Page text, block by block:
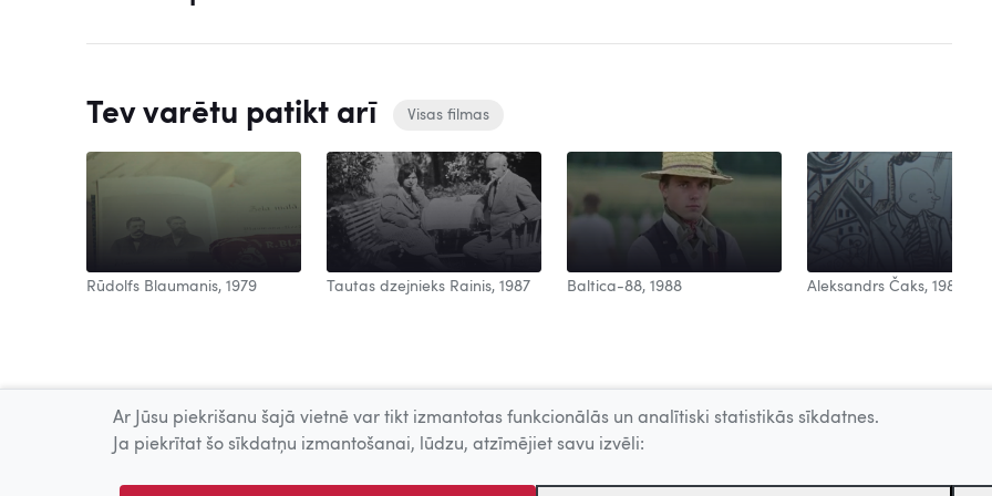
Tev varētu patikt arī Visas filmas
Rūdolfs Blaumanis, 1979 Tautas dzejnieks Rainis, 1987 Baltica-88, 1988 Aleksandrs Čaks, 1988
Ar Jūsu piekrišanu šajā vietnē var tikt izmantotas funkcionālās un analītiski statistikās sīkdatnes.
Ja piekrītat šo sīkdatņu izmantošanai, lūdzu, atzīmējiet savu izvēli: